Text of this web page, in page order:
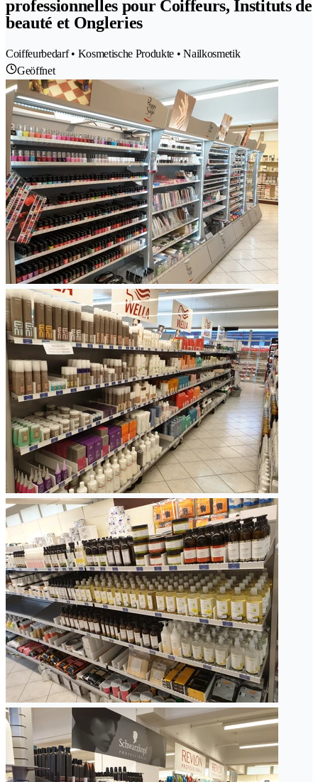
professionnelles pour Coiffeurs, Instituts de
beauté et Ongleries
Coiffeurbedarf • Kosmetische Produkte • Nailkosmetik
Geöffnet